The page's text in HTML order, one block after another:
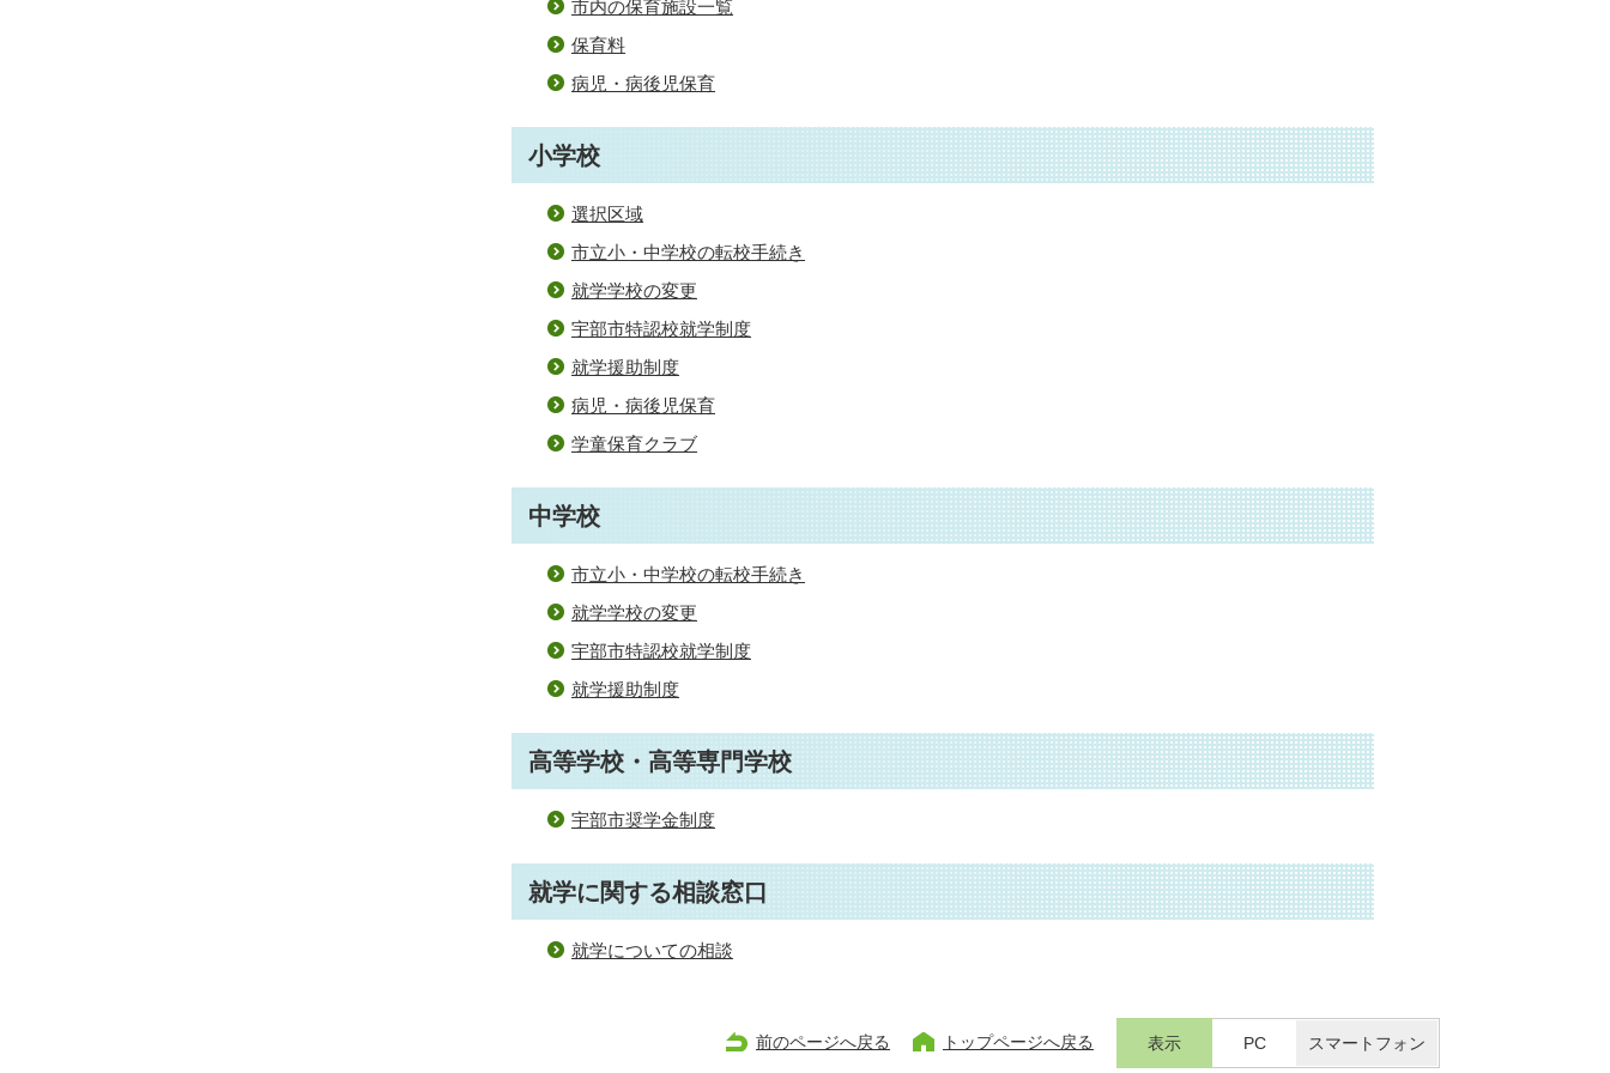
市内の保育施設一覧
保育料
病児・病後児保育
小学校
選択区域
市立小・中学校の転校手続き
就学学校の変更
宇部市特認校就学制度
就学援助制度
病児・病後児保育
学童保育クラブ
中学校
市立小・中学校の転校手続き
就学学校の変更
宇部市特認校就学制度
就学援助制度
高等学校・高等専門学校
宇部市奨学金制度
就学に関する相談窓口
就学についての相談
前のページへ戻る トップページへ戻る 表示 PC スマートフォン